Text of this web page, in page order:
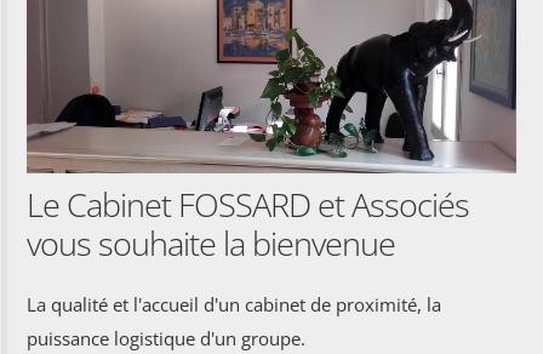
Le Cabinet FOSSARD et Associés
vous souhaite la bienvenue
La qualité et l'accueil d'un cabinet de proximité, la
puissance logistique d'un groupe.